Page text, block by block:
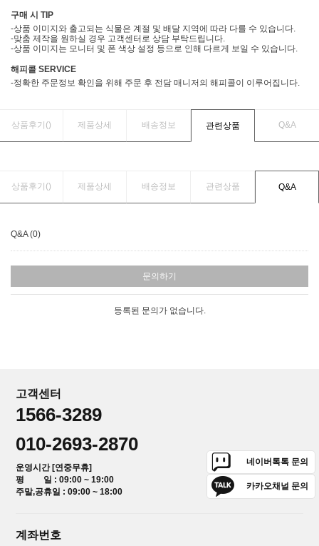
구매 시 TIP
-상품 이미지와 출고되는 식물은 계절 및 배달 지역에 따라 다를 수 있습니다.
-맞춤 제작을 원하실 경우 고객센터로 상담 부탁드립니다.
-상품 이미지는 모니터 및 폰 색상 설정 등으로 인해 다르게 보일 수 있습니다.
해피콜 SERVICE
-정확한 주문정보 확인을 위해 주문 후 전담 매니저의 해피콜이 이루어집니다.
상품후기() 제품상세 배송정보 관련상품 Q&A
상품후기() 제품상세 배송정보 관련상품 Q&A
Q&A (0)
문의하기
등록된 문의가 없습니다.
고객센터
1566-3289
010-2693-2870
운영시간 [연중무휴]
평 일 : 09:00 ~ 19:00
주말,공휴일 : 09:00 ~ 18:00
네이버톡톡 문의
카카오채널 문의
계좌번호